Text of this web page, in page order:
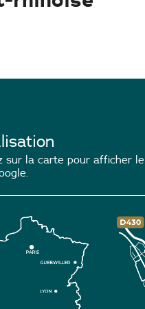
sur la carte pour afficher le